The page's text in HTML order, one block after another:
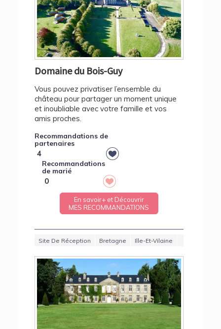
Domaine du Bois-Guy
Vous pouvez privatiser l’ensemble du
château pour partager un moment unique
et inoubliable avec votre famille et vos
amis proches.
Recommandations de
partenaires
4
Recommandations
de marié
0
En savoir+ et Découvrir
MES RECOMMANDATIONS
Site De Réception Bretagne Ille-Et-Vilaine